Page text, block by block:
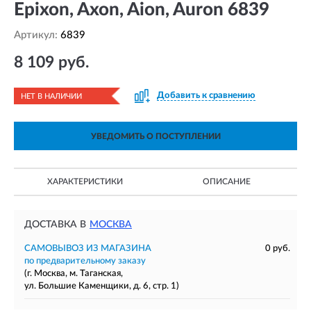
Epixon, Axon, Aion, Auron 6839
Артикул: 6839
8 109 руб.
НЕТ В НАЛИЧИИ Добавить к сравнению
УВЕДОМИТЬ О ПОСТУПЛЕНИИ
ХАРАКТЕРИСТИКИ ОПИСАНИЕ
ДОСТАВКА В МОСКВА
САМОВЫВОЗ ИЗ МАГАЗИНА
0 руб.
по предварительному заказу
(г. Москва, м. Таганская,
ул. Большие Каменщики, д. 6, стр. 1)